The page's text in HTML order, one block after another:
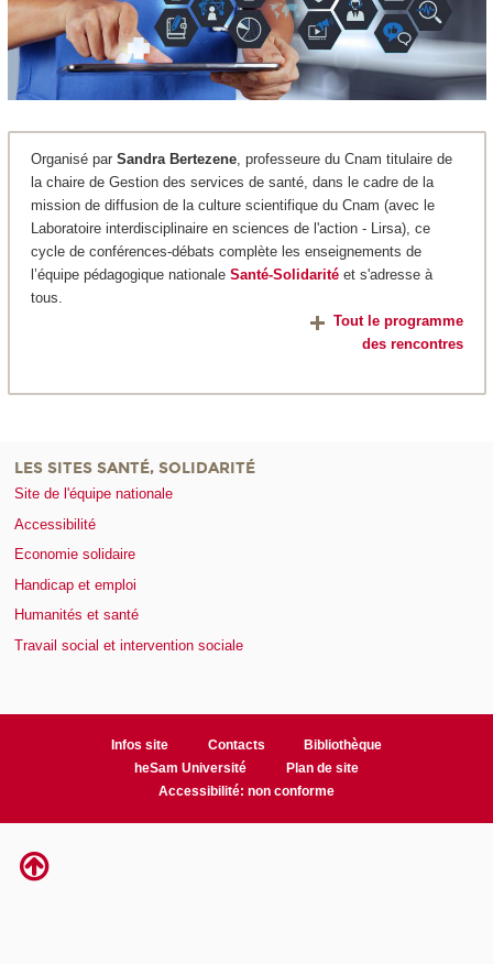
Organisé par Sandra Bertezene, professeure du Cnam titulaire de
la chaire de Gestion des services de santé, dans le cadre de la
mission de diffusion de la culture scientifique du Cnam (avec le
Laboratoire interdisciplinaire en sciences de l'action - Lirsa), ce
cycle de conférences-débats complète les enseignements de
l’équipe pédagogique nationale Santé-Solidaritéet s'adresse à
tous.
Tout le programme
des rencontres
LES SITES SANTÉ, SOLIDARITÉ
Site de l'équipe nationale
Accessibilité
Economie solidaire
Handicap et emploi
Humanités et santé
Travail social et intervention sociale
Infos site Contacts
Bibliothèque
heSam Université
Plan de site
Accessibilité: non conforme